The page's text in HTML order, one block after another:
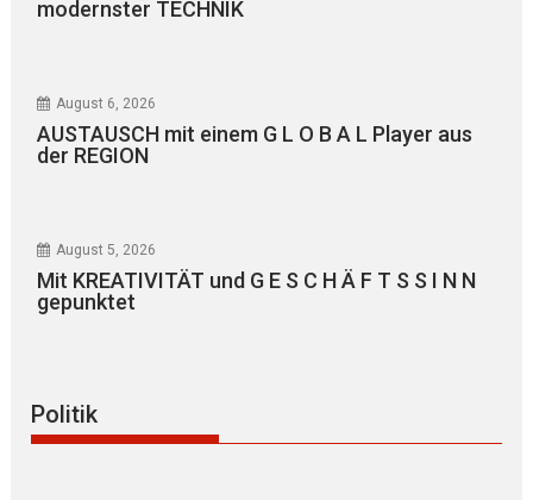
modernster TECHNIK
August 6, 2026
AUSTAUSCH mit einem G L O B A L Player aus
der REGION
August 5, 2026
Mit KREATIVITÄT und G E S C H Ä F T S S I N N
gepunktet
Politik